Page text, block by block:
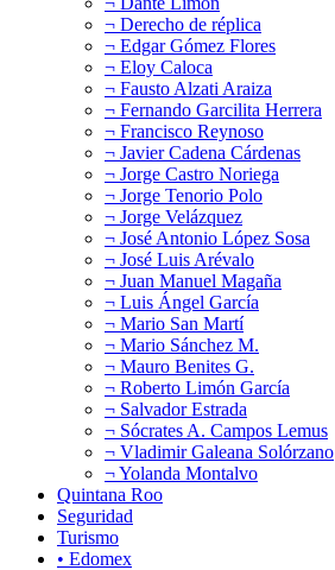
¬ Derecho de réplica
¬ Edgar Gómez Flores
¬ Eloy Caloca
¬ Fausto Alzati Araiza
¬ Fernando Garcilita Herrera
¬ Francisco Reynoso
¬ Javier Cadena Cárdenas
¬ Jorge Castro Noriega
¬ Jorge Tenorio Polo
¬ Jorge Velázquez
¬ José Antonio López Sosa
¬ José Luis Arévalo
¬ Juan Manuel Magaña
¬ Luis Ángel García
¬ Mario San Martí
¬ Mario Sánchez M.
¬ Mauro Benites G.
¬ Roberto Limón García
¬ Salvador Estrada
¬ Sócrates A. Campos Lemus
¬ Vladimir Galeana Solórzano
¬ Yolanda Montalvo
Quintana Roo
Seguridad
Turismo
• Edomex